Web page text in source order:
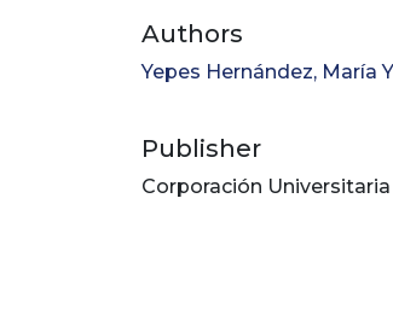
Authors
Yepes Hernández, María
Publisher
Corporación